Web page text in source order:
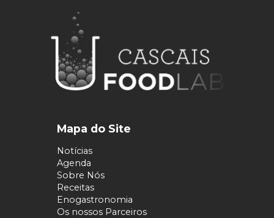
Mapa do Site
Notícias
Agenda
Sobre Nós
Receitas
Enogastronomia
Os nossos Parceiros